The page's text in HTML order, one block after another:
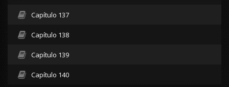
Capítulo 137
Capítulo 138
Capítulo 139
Capítulo 140